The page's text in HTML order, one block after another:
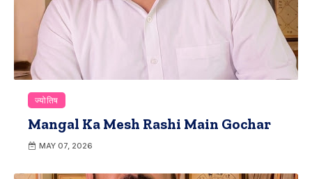
ज्योतिष
Mangal Ka Mesh Rashi Main Gochar
MAY 07, 2026